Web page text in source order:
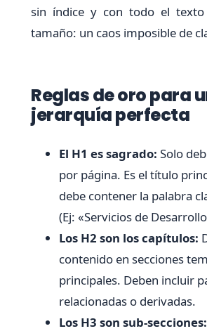
sin índice y con todo el
tamaño: un caos imposible de
Reglas de oro para
jerarquía perfecta
El H1 es sagrado: Solo
por página. Es el título
debe contener la palabra
(Ej: «Servicios de
Los H2 son los capítulos:
contenido en secciones
principales. Deben incluir
relacionadas o derivadas.
Los H3 son sub-secciones: